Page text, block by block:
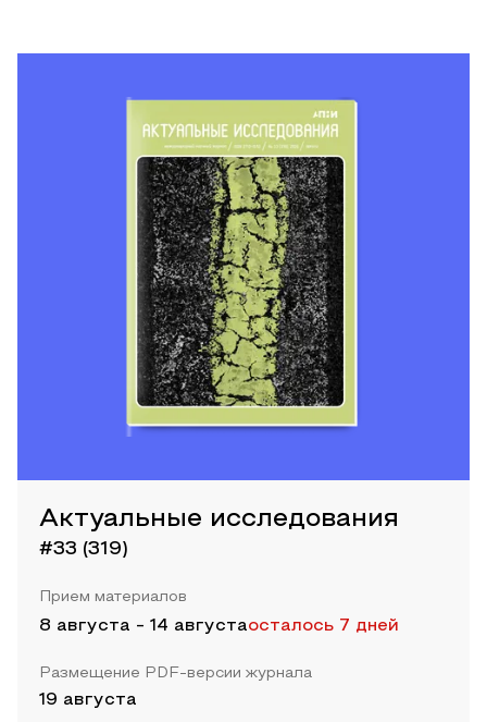
Актуальные исследования
#33 (319)
Прием материалов
8 августа - 14 августаосталось 7 дней
Размещение PDF-версии журнала
19 августа